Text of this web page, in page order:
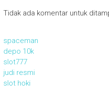
Tidak ada komentar untuk
spaceman
depo 10k
slot777
judi resmi
slot hoki